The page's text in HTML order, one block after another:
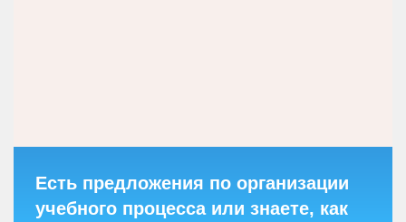
Есть предложения по организации
учебного процесса или знаете, как